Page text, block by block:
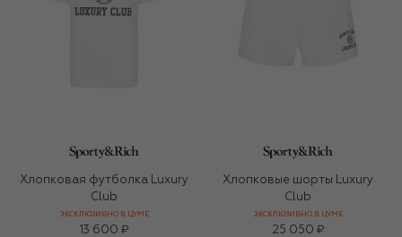
Хлопковая футболка Luxury
Club
ЭКСКЛЮЗИВНО В ЦУМЕ
13 600 ₽
Хлопковые шорты Luxury
Club
ЭКСКЛЮЗИВНО В ЦУМЕ
25 050 ₽